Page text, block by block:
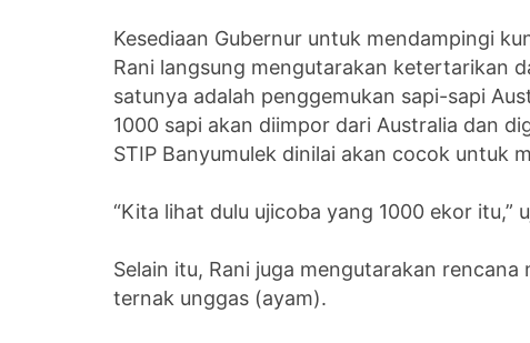
Kesediaan Gubernur untuk mendampingi
Rani langsung mengutarakan ketertarikan
satunya adalah penggemukan sapi-sapi
1000 sapi akan diimpor dari Australia dan
STIP Banyumulek dinilai akan cocok untuk
“Kita lihat dulu ujicoba yang 1000 ekor itu,”
Selain itu, Rani juga mengutarakan
ternak unggas (ayam).